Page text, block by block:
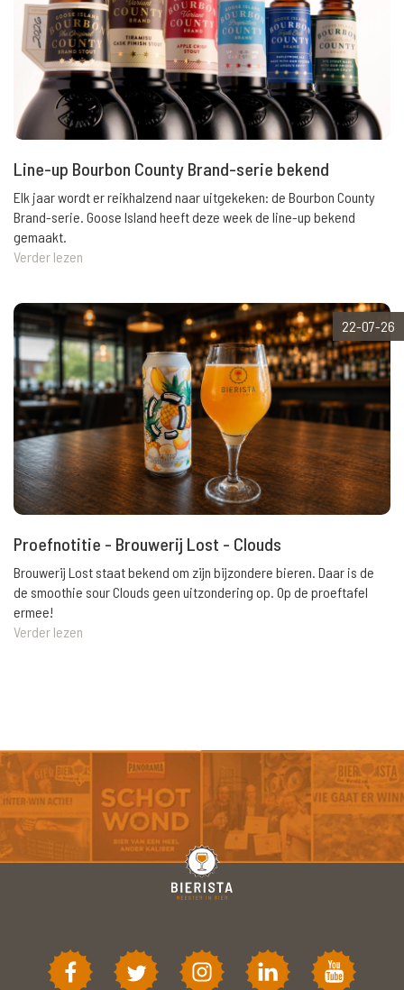
Line-up Bourbon County Brand-serie bekend
Elk jaar wordt er reikhalzend naar uitgekeken: de Bourbon County
Brand-serie. Goose Island heeft deze week de line-up bekend
gemaakt.
Verder lezen
22-07-26
Proefnotitie - Brouwerij Lost - Clouds
Brouwerij Lost staat bekend om zijn bijzondere bieren. Daar is de
de smoothie sour Clouds geen uitzondering op. Op de proeftafel
ermee!
Verder lezen